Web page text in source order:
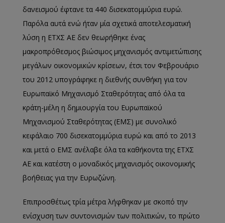
δανεισμού έφτανε τα 440 δισεκατομμύρια ευρώ.
Παρόλα αυτά ενώ ήταν μία σχετικά αποτελεσματική
λύση η ΕΤΧΣ ΑΕ δεν θεωρήθηκε ένας
μακροπρόθεσμος βιώσιμος μηχανισμός αντιμετώπισης
μεγάλων οικονομικών κρίσεων, έτσι τον Φεβρουάριο
του 2012 υπογράφηκε η διεθνής συνθήκη για τον
Ευρωπαϊκό Μηχανισμό Σταθερότητας από όλα τα
κράτη-μέλη η δημιουργία του Ευρωπαϊκού
Μηχανισμού Σταθερότητας (ΕΜΣ) με συνολικό
κεφάλαιο 700 δισεκατομμύρια ευρώ και από το 2013
και μετά ο ΕΜΣ ανέλαβε όλα τα καθήκοντα της ΕΤΧΣ
ΑΕ και κατέστη ο μοναδικός μηχανισμός οικονομικής
βοήθειας για την Ευρωζώνη.
Επιπροσθέτως τρία μέτρα λήφθηκαν με σκοπό την
ενίσχυση των συντονισμών των πολιτικών, το πρώτο